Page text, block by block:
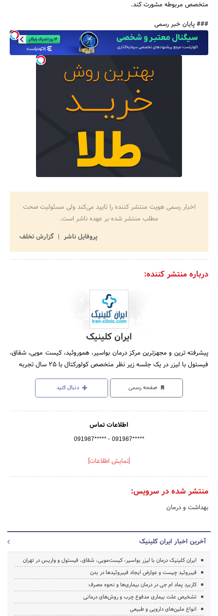
متخصص مربوطه مشورت کند.
### پایان خبر رسمی
اخبار رسمی هویت منتشر کننده را تایید می‌کند ولی مسئولیت صحت
مطلب منتشر شده بر عهده ناشر است.
پروفایل ناشر
گزارش تخلف
درباره منتشر کننده:
ایران کلینیک
پیشرفته ترین و مجهزترین مرکز درمان بواسیر، هموروئید، کیست مویی، شقاق،
فیستول با لیزر در یک جلسه زیر نظر متخصص کولورکتال با 25 سال تجربه
صفحه رسمی دنبال کنید
اطلاعات تماس
091987***** - 091987*****
[نمایش اطلاعات]
منتشر شده در سرویس:
بهداشت و درمان
آخرین اخبار ایران کلینیک
ایران کلینیک درمان با لیزر بواسیر، کیست‌مویی، شقاق، فیستول و واریس در تهران
فیبروئید چیست و عوارض ایجاد فیبروئید‌ها در بدن
کاربرد پماد ام جی در درمان بیماری‌ها و نحوه مصرف
تشخیص علت بیماری مدفوع چرب و روش‌های درمانی
انواع ملین‌های دارویی و طبیعی